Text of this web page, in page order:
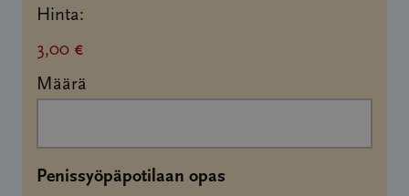
Hinta:
3,00 €
Määrä
Penissyöpäpotilaan opas